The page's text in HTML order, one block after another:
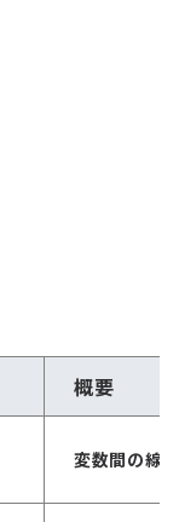
概要
変数間の線